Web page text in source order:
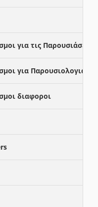
για τις Παρουσιάσεις
για Παρουσιολογια
διαφοροι